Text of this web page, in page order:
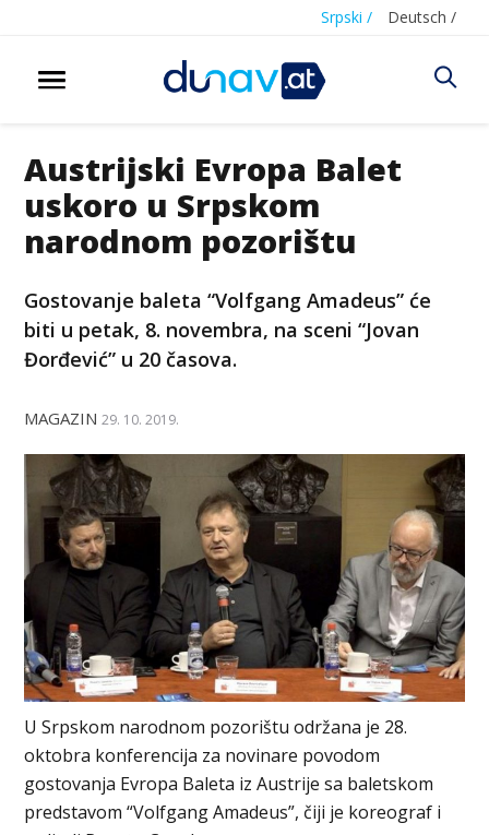
Srpski / Deutsch /
Austrijski Evropa Balet
uskoro u Srpskom
narodnom pozorištu
Gostovanje baleta “Volfgang Amadeus” će
biti u petak, 8. novembra, na sceni “Jovan
Đorđević” u 20 časova.
MAGAZIN 29. 10. 2019.
U Srpskom narodnom pozorištu održana je 28.
oktobra konferencija za novinare povodom
gostovanja Evropa Baleta iz Austrije sa baletskom
predstavom “Volfgang Amadeus”, čiji je koreograf i